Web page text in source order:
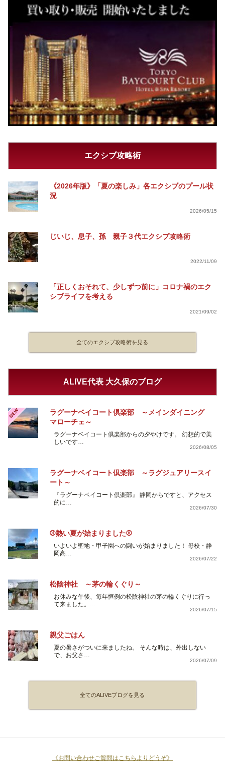
エクシブ攻略術
《2026年版》「夏の楽しみ」各エクシブのプール状
況
2026/05/15
じいじ、息子、孫 親子３代エクシブ攻略術
2022/11/09
「正しくおそれて、少しずつ前に」コロナ禍のエク
シブライフを考える
2021/09/02
全てのエクシブ攻略術を見る
ALIVE代表 大久保のブログ
NEW
ラグーナベイコート倶楽部 ～メインダイニング
マローチェ～
ラグーナベイコート倶楽部からの夕やけです。 幻想的で美
しいです…
2026/08/05
ラグーナベイコート倶楽部 ～ラグジュアリースイ
ート～
『ラグーナベイコート倶楽部』 静岡からですと、アクセス
的に…
2026/07/30
⚾熱い夏が始まりました⚾
いよいよ聖地・甲子園への闘いが始まりました！ 母校・静
岡高…
2026/07/22
松陰神社 ～茅の輪くぐり～
お休みな午後、毎年恒例の松陰神社の茅の輪くぐりに行っ
て来ました。…
2026/07/15
親父ごはん
夏の暑さがついに来ましたね。 そんな時は、外出しない
で、お父さ…
2026/07/09
全てのALIVEブログを見る
《お問い合わせご質問はこちらよりどうぞ》